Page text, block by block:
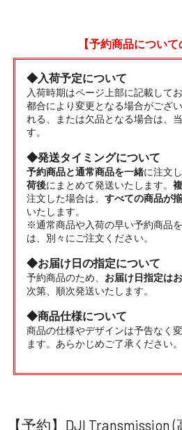
【予約商品について
◆入荷予定について
入荷時期はページ上部に記載して
都合により変更となる場合がござ
れる、または欠品となる場合は、
す。
◆発送タイミングについて
予約商品と通常商品を一緒に注文
荷後にまとめて発送いたします。
注文した場合は、 すべての商品が
いたします。
※通常商品や入荷の早い予約商品
は、別々にご注文ください。
◆お届け日の指定について
予約商品のため、 お届け日指定は
次第、順次発送いたします。
◆商品仕様について
商品の仕様やデザインは予告なく
ます。あらかじめご了承ください。
【予約】DJI Transmission